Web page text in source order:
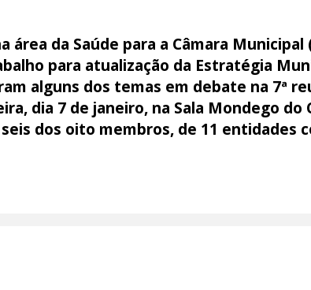
da Saúde para a Câmara
para atualização da Estratégia
alguns dos temas em debate na 7ª
dia 7 de janeiro, na Sala Mondego do
dos oito membros, de 11 entidades